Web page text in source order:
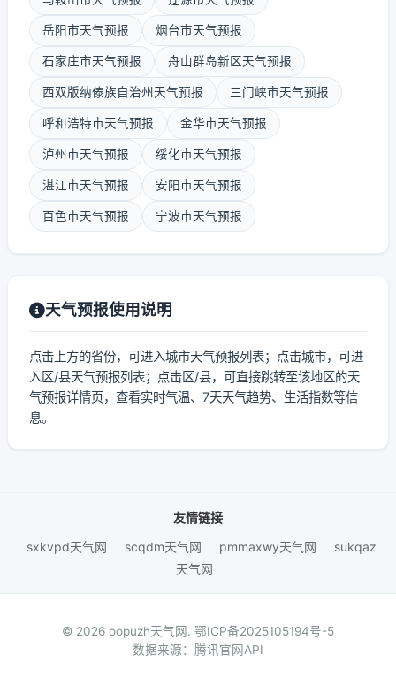
岳阳市天气预报 烟台市天气预报
石家庄市天气预报 舟山群岛新区天气预报
西双版纳傣族自治州天气预报 三门峡市天气预报
呼和浩特市天气预报 金华市天气预报
泸州市天气预报 绥化市天气预报
湛江市天气预报 安阳市天气预报
百色市天气预报 宁波市天气预报
天气预报使用说明
点击上方的省份，可进入城市天气预报列表；点击城市，可进
入区/县天气预报列表；点击区/县，可直接跳转至该地区的天
气预报详情页，查看实时气温、7天天气趋势、生活指数等信
息。
友情链接
sxkvpd天气网
scqdm天气网 pmmaxwy天气网
sukqaz
天气网
© 2026 oopuzh天气网. 鄂ICP备2025105194号-5
数据来源：腾讯官网API